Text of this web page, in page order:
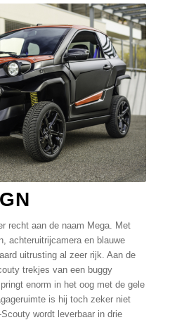
recht aan de naam Mega. Met
achteruitrijcamera en blauwe
uitrusting al zeer rijk. Aan de
trekjes van een buggy
enorm in het oog met de gele
is hij toch zeker niet
wordt leverbaar in drie